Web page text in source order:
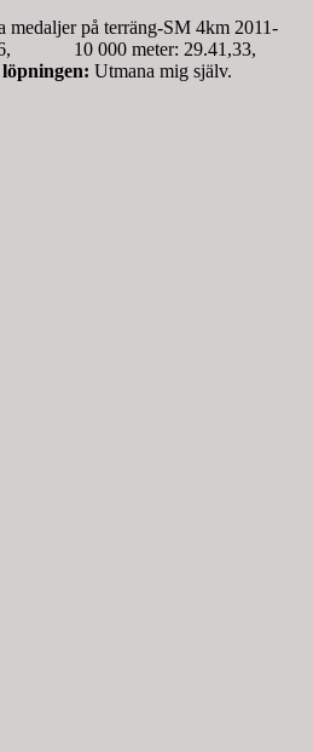
på terräng-SM 4km 2011-
10 000 meter: 29.41,33,
Utmana mig själv.